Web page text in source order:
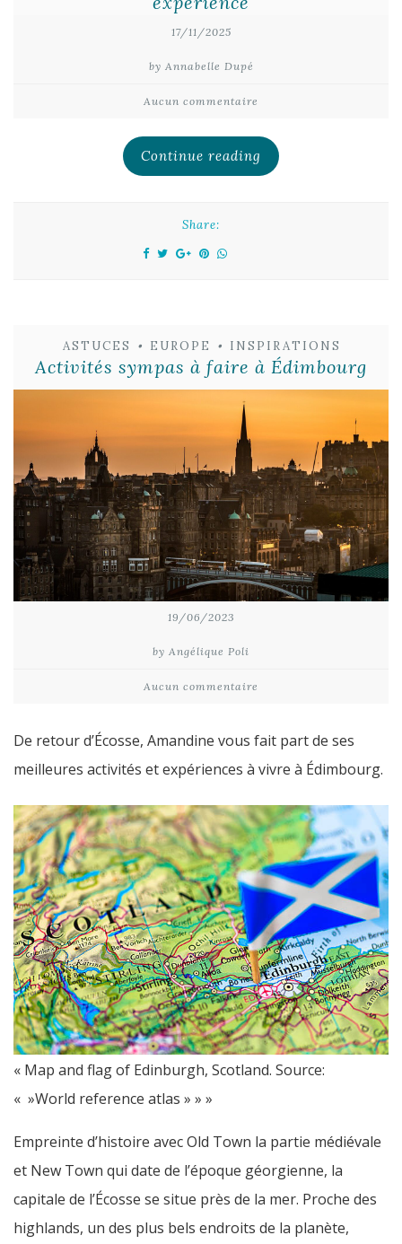
17/11/2025
by Annabelle Dupé
Aucun commentaire
Continue reading
Share:
ASTUCES • EUROPE • INSPIRATIONS
Activités sympas à faire à Édimbourg
19/06/2023
by Angélique Poli
Aucun commentaire
De retour d’Écosse, Amandine vous fait part de ses
meilleures activités et expériences à vivre à Édimbourg.
« Map and flag of Edinburgh, Scotland. Source:
« »World reference atlas » » »
Empreinte d’histoire avec Old Town la partie médiévale
et New Town qui date de l’époque géorgienne, la
capitale de l’Écosse se situe près de la mer. Proche des
highlands, un des plus bels endroits de la planète,